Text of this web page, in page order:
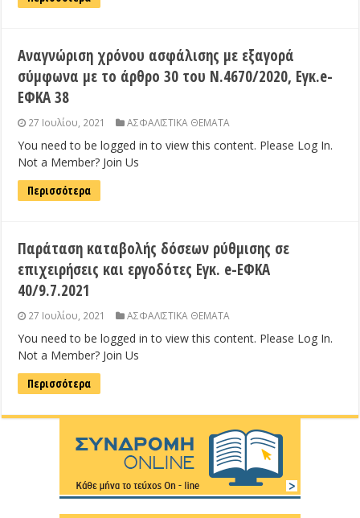
Αναγνώριση χρόνου ασφάλισης με εξαγορά
σύμφωνα με το άρθρο 30 του Ν.4670/2020, Εγκ.e-
ΕΦΚΑ 38
27 Ιουλίου, 2021 ΑΣΦΑΛΙΣΤΙΚΑ ΘΕΜΑΤΑ
You need to be logged in to view this content. Please Log In.
Not a Member? Join Us
Περισσότερα
Παράταση καταβολής δόσεων ρύθμισης σε
επιχειρήσεις και εργοδότες Εγκ. e-ΕΦΚΑ
40/9.7.2021
27 Ιουλίου, 2021 ΑΣΦΑΛΙΣΤΙΚΑ ΘΕΜΑΤΑ
You need to be logged in to view this content. Please Log In.
Not a Member? Join Us
Περισσότερα